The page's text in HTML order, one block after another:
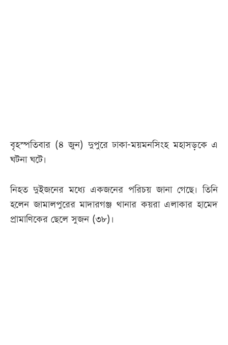
পেপার
বৃহস্পতিবার (৪ জুন) দুপুরে ঢাকা-ময়মনসিংহ মহাসড়কে এ
ঘটনা ঘটে।
নিহত দুইজনের মধ্যে একজনের পরিচয় জানা গেছে। তিনি
হলেন জামালপুরের মাদারগঞ্জ থানার কয়রা এলাকার হামেদ
প্রামাণিকের ছেলে সুজন (৩৮)।